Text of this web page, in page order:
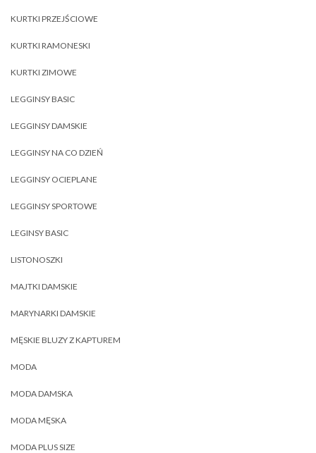
KURTKI PRZEJŚCIOWE
KURTKI RAMONESKI
KURTKI ZIMOWE
LEGGINSY BASIC
LEGGINSY DAMSKIE
LEGGINSY NA CO DZIEŃ
LEGGINSY OCIEPLANE
LEGGINSY SPORTOWE
LEGINSY BASIC
LISTONOSZKI
MAJTKI DAMSKIE
MARYNARKI DAMSKIE
MĘSKIE BLUZY Z KAPTUREM
MODA
MODA DAMSKA
MODA MĘSKA
MODA PLUS SIZE